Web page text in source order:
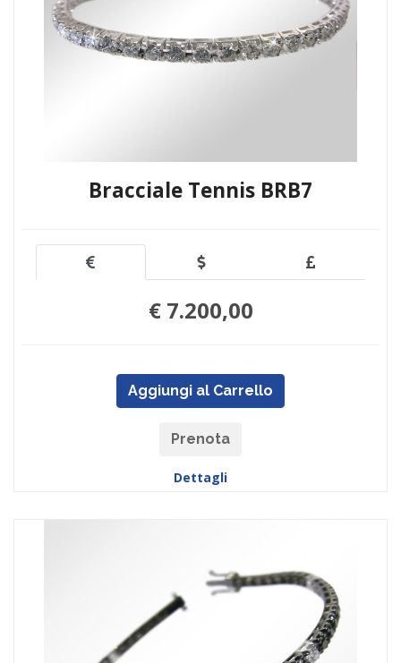
Bracciale Tennis BRB7
€ 7.200,00
Aggiungi al Carrello
Prenota
Dettagli